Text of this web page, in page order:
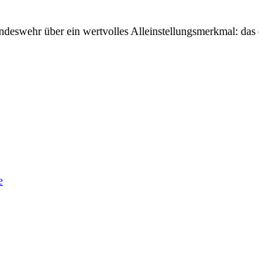
über ein wertvolles Alleinstellungsmerkmal: